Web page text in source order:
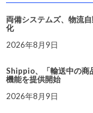
両備システムズ、物流
化
2026年8月9日
Shippio、「輸送中の商
機能を提供開始
2026年8月9日